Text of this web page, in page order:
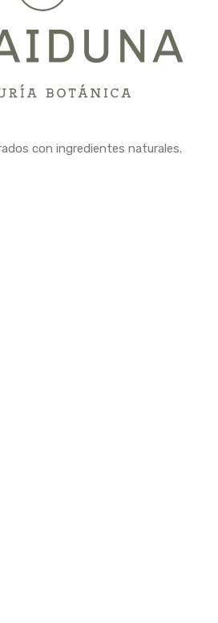
con ingredientes naturales.